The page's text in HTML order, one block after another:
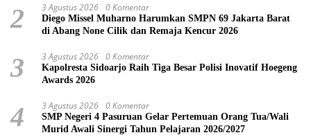
2 3 Agustus 2026 0 Komentar
Diego Missel Muharno Harumkan SMPN 69 Jakarta Barat
di Abang None Cilik dan Remaja Kencur 2026
3 3 Agustus 2026 0 Komentar
Kapolresta Sidoarjo Raih Tiga Besar Polisi Inovatif Hoegeng
Awards 2026
4 3 Agustus 2026 0 Komentar
SMP Negeri 4 Pasuruan Gelar Pertemuan Orang Tua/Wali
Murid Awali Sinergi Tahun Pelajaran 2026/2027